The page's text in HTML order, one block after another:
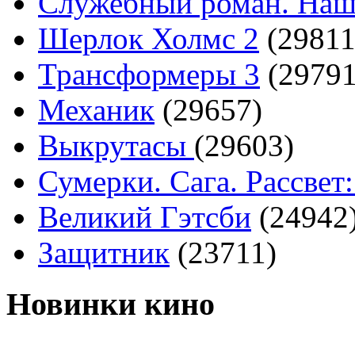
Шерлок Холмс 2
Трансформеры 3
Механик (29657)
Выкрутасы (29603)
Сумерки. Сага.
Великий Гэтсби
Защитник (23711)
Новинки кино